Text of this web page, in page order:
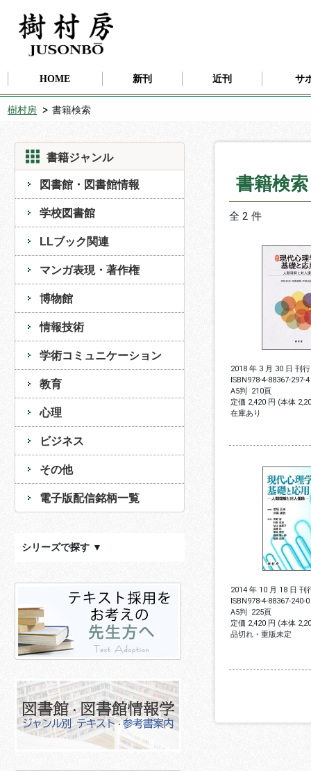
HOME 新刊 近刊 サ
樹村房 書籍検索
書籍ジャンル
図書館・図書館情報
学校図書館
LLブック関連
マンガ表現・著作権
博物館
情報技術
学術コミュニケーション
教育
心理
ビジネス
その他
電子版配信銘柄一覧
シリーズで探す ▼
書籍検
全 2 件
2018 年 3 月 30 日 刊行
ISBN978-4-88367-297-4
A5判 210頁
定価 2,420 円 (本体
在庫あり
2014 年 10 月 18 日 刊
ISBN978-4-88367-240-0
A5判 225頁
定価 2,420 円 (本体
品切れ・重版未定